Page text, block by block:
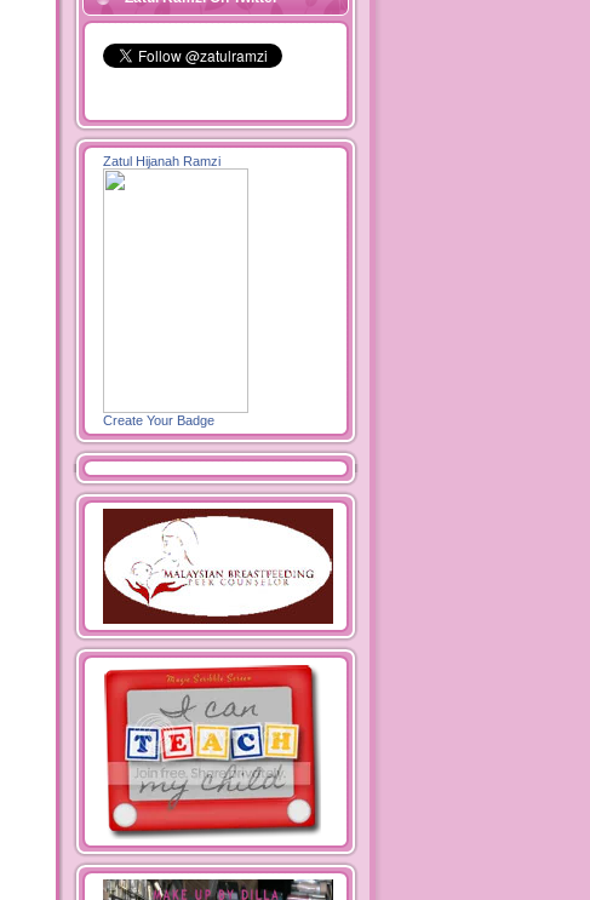
Zatul Hijanah Ramzi
Create Your Badge